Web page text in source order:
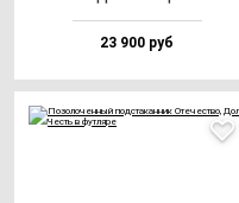
23 900 руб